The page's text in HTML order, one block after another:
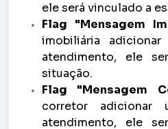
ele será vinculado a
Flag "Mensagem
imobiliária
atendimento, ele
situação.
Flag "Mensagem
corretor adicionar
atendimento, ele